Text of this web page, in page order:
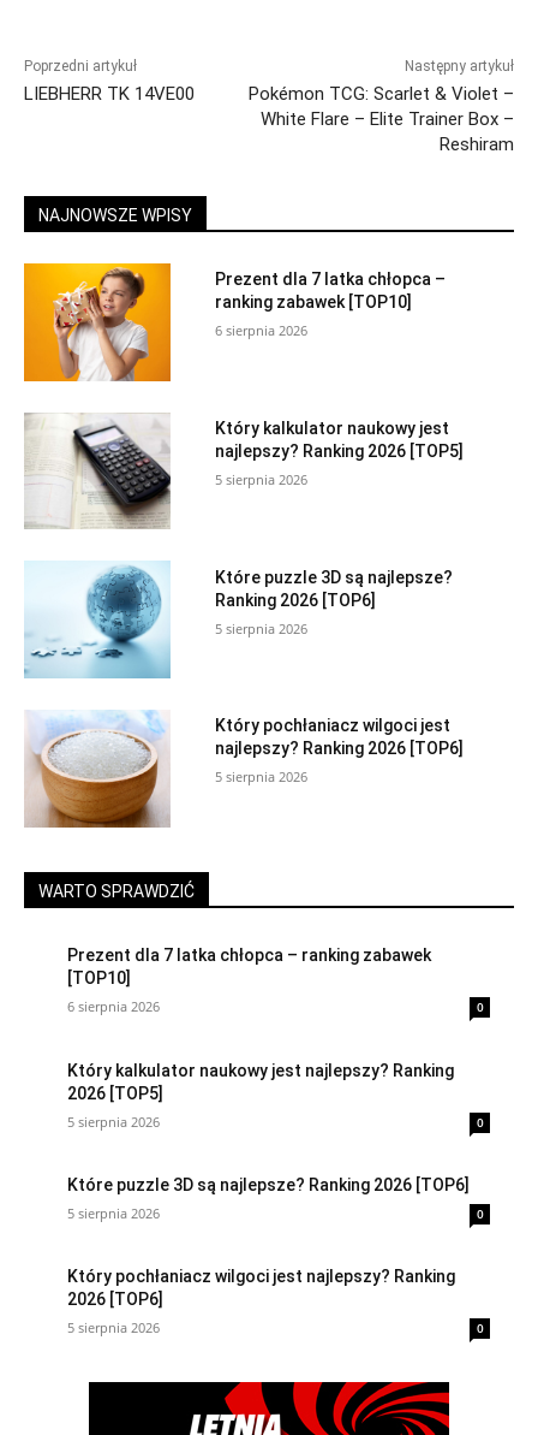
Poprzedni artykuł
LIEBHERR TK 14VE00
Następny artykuł
Pokémon TCG: Scarlet & Violet –
White Flare – Elite Trainer Box –
Reshiram
NAJNOWSZE WPISY
Prezent dla 7 latka chłopca –
ranking zabawek [TOP10]
6 sierpnia 2026
Który kalkulator naukowy jest
najlepszy? Ranking 2026 [TOP5]
5 sierpnia 2026
Które puzzle 3D są najlepsze?
Ranking 2026 [TOP6]
5 sierpnia 2026
Który pochłaniacz wilgoci jest
najlepszy? Ranking 2026 [TOP6]
5 sierpnia 2026
WARTO SPRAWDZIĆ
Prezent dla 7 latka chłopca – ranking zabawek
[TOP10]
6 sierpnia 2026 0
Który kalkulator naukowy jest najlepszy? Ranking
2026 [TOP5]
5 sierpnia 2026 0
Które puzzle 3D są najlepsze? Ranking 2026 [TOP6]
5 sierpnia 2026 0
Który pochłaniacz wilgoci jest najlepszy? Ranking
2026 [TOP6]
5 sierpnia 2026 0